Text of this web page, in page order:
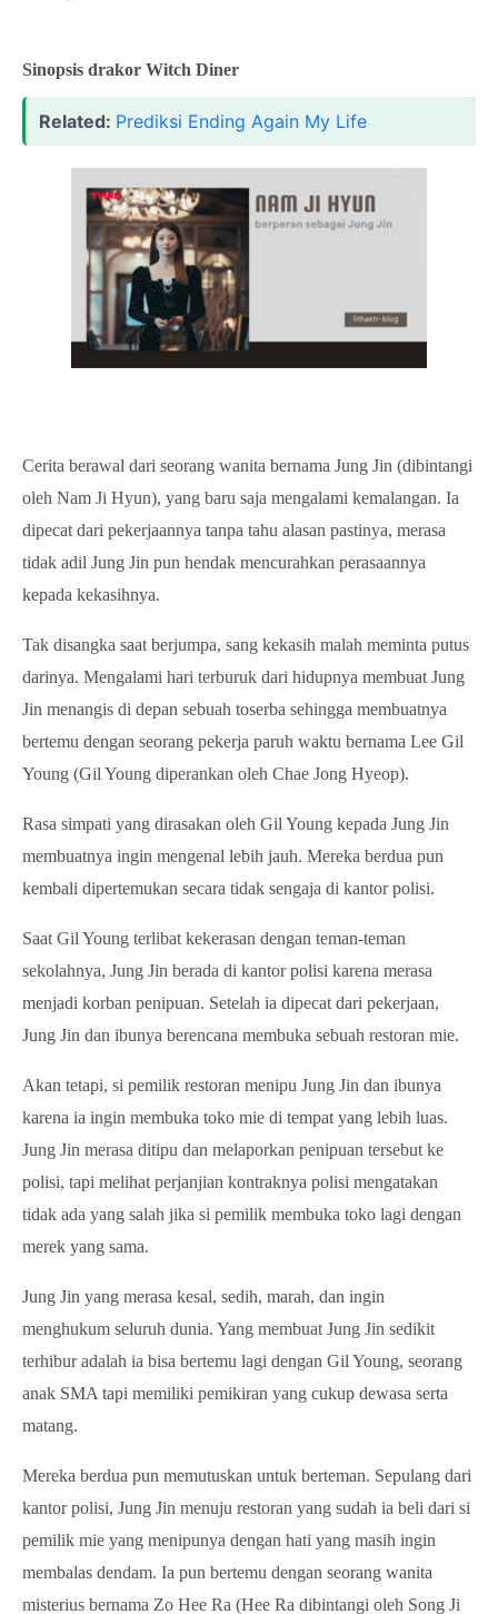
Sinopsis drakor Witch Diner
Related: Prediksi Ending Again My Life
Cerita berawal dari seorang wanita bernama Jung Jin (dibintangi
oleh Nam Ji Hyun), yang baru saja mengalami kemalangan. Ia
dipecat dari pekerjaannya tanpa tahu alasan pastinya, merasa
tidak adil Jung Jin pun hendak mencurahkan perasaannya
kepada kekasihnya.
Tak disangka saat berjumpa, sang kekasih malah meminta putus
darinya. Mengalami hari terburuk dari hidupnya membuat Jung
Jin menangis di depan sebuah toserba sehingga membuatnya
bertemu dengan seorang pekerja paruh waktu bernama Lee Gil
Young (Gil Young diperankan oleh Chae Jong Hyeop).
Rasa simpati yang dirasakan oleh Gil Young kepada Jung Jin
membuatnya ingin mengenal lebih jauh. Mereka berdua pun
kembali dipertemukan secara tidak sengaja di kantor polisi.
Saat Gil Young terlibat kekerasan dengan teman-teman
sekolahnya, Jung Jin berada di kantor polisi karena merasa
menjadi korban penipuan. Setelah ia dipecat dari pekerjaan,
Jung Jin dan ibunya berencana membuka sebuah restoran mie.
Akan tetapi, si pemilik restoran menipu Jung Jin dan ibunya
karena ia ingin membuka toko mie di tempat yang lebih luas.
Jung Jin merasa ditipu dan melaporkan penipuan tersebut ke
polisi, tapi melihat perjanjian kontraknya polisi mengatakan
tidak ada yang salah jika si pemilik membuka toko lagi dengan
merek yang sama.
Jung Jin yang merasa kesal, sedih, marah, dan ingin
menghukum seluruh dunia. Yang membuat Jung Jin sedikit
terhibur adalah ia bisa bertemu lagi dengan Gil Young, seorang
anak SMA tapi memiliki pemikiran yang cukup dewasa serta
matang.
Mereka berdua pun memutuskan untuk berteman. Sepulang dari
kantor polisi, Jung Jin menuju restoran yang sudah ia beli dari si
pemilik mie yang menipunya dengan hati yang masih ingin
membalas dendam. Ia pun bertemu dengan seorang wanita
misterius bernama Zo Hee Ra (Hee Ra dibintangi oleh Song Ji